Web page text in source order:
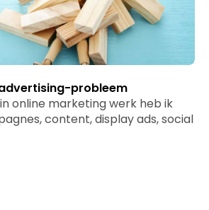
probleem
online marketing werk heb ik
content, display ads, social